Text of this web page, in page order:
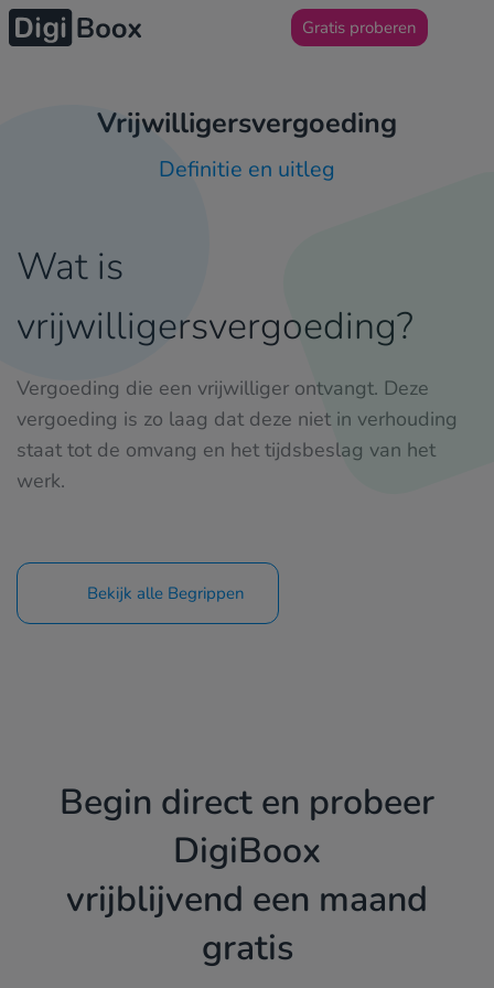
Gratis proberen
Vrijwilligersvergoeding
Definitie en uitleg
Wat is
vrijwilligersvergoeding?
Vergoeding die een vrijwilliger ontvangt. Deze
vergoeding is zo laag dat deze niet in verhouding
staat tot de omvang en het tijdsbeslag van het
werk.
Bekijk alle Begrippen
Begin direct en probeer
DigiBoox
vrijblijvend een maand
gratis